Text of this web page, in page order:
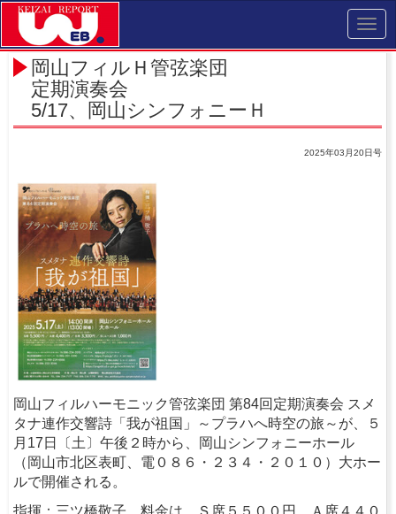
岡山フィルＨ管弦楽団
定期演奏会
5/17、岡山シンフォニーＨ
2025年03月20日号
岡山フィルハーモニック管弦楽団 第84回定期演奏会 スメ
タナ連作交響詩「我が祖国」～プラハへ時空の旅～が、５
月17日〔土〕午後２時から、岡山シンフォニーホール
（岡山市北区表町、電０８６・２３４・２０１０）大ホー
ルで開催される。
指揮：三ツ橋敬子。料金は、Ｓ席５５００円、Ａ席４４０